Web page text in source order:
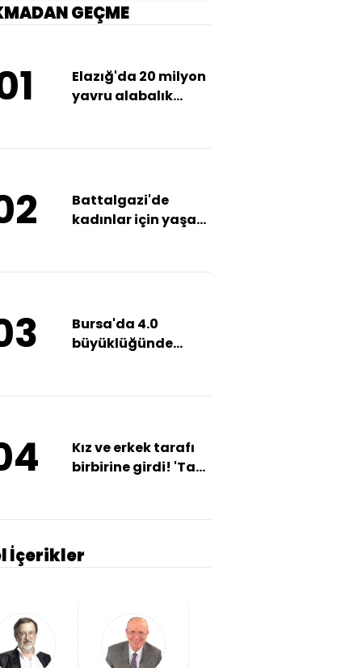
İçerikler
GEÇME
Elazığ'da 20 milyon
yavru alabalık
Battalgazi'de
kadınlar için yaşam
Bursa'da 4.0
büyüklüğünde
Kız ve erkek tarafı
birbirine girdi! 'Takı'